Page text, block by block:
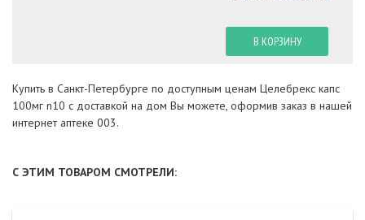
В КОРЗИНУ
Купить в Санкт-Петербурге по доступным ценам Целебрекс капс
100мг n10 с доставкой на дом Вы можете, оформив заказ в нашей
интернет аптеке 003.
С ЭТИМ ТОВАРОМ СМОТРЕЛИ: